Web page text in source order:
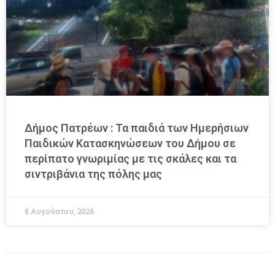
Δήμος Πατρέων : Τα παιδιά των Ημερήσιων
Παιδικών Κατασκηνώσεων του Δήμου σε
περίπατο γνωριμίας με τις σκάλες και τα
σιντριβάνια της πόλης μας
8 Αυγούστου, 2026